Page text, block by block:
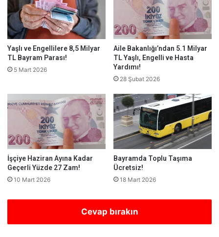
Yaşlı ve Engellilere 8,5 Milyar
TL Bayram Parası!
5 Mart 2026
Aile Bakanlığı’ndan 5.1 Milyar
TL Yaşlı, Engelli ve Hasta
Yardımı!
28 Şubat 2026
İşçiye Haziran Ayına Kadar
Geçerli Yüzde 27 Zam!
10 Mart 2026
Bayramda Toplu Taşıma
Ücretsiz!
18 Mart 2026
Cevap bırakın